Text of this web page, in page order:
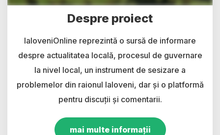
Despre proiect
IaloveniOnline reprezintă o sursă de informare
despre actualitatea locală, procesul de guvernare
la nivel local, un instrument de sesizare a
problemelor din raionul Ialoveni, dar și o platformă
pentru discuții și comentarii.
mai multe informații